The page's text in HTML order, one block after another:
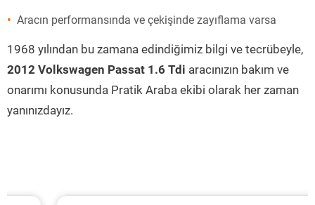
Aracın performansında ve çekişinde zayıflama varsa
1968 yılından bu zamana edindiğimiz bilgi ve tecrübeyle,
2012 Volkswagen Passat 1.6 Tdi aracınızın bakım ve
onarımı konusunda Pratik Araba ekibi olarak her zaman
yanınızdayız.